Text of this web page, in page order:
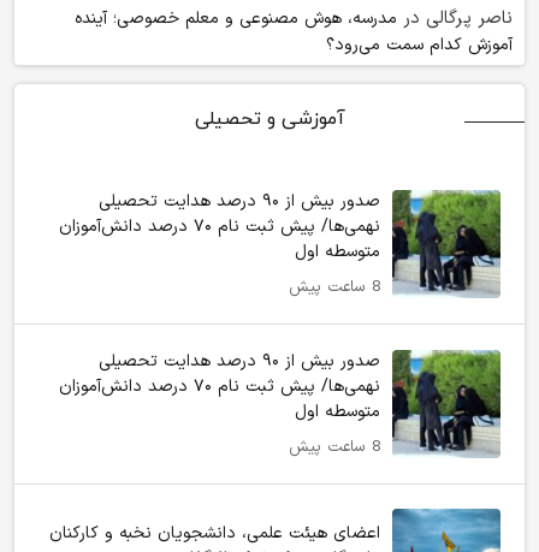
ناصر پرگالی در مدرسه، هوش مصنوعی و معلم خصوصی؛ آینده
آموزش کدام سمت می‌رود؟
آموزشی و تحصیلی
صدور بیش از ۹۰ درصد هدایت تحصیلی
نهمی‌ها/ پیش ثبت نام ۷۰ درصد دانش‌آموزان
متوسطه اول
8 ساعت پیش
صدور بیش از ۹۰ درصد هدایت تحصیلی
نهمی‌ها/ پیش ثبت نام ۷۰ درصد دانش‌آموزان
متوسطه اول
8 ساعت پیش
اعضای هیئت علمی، دانشجویان نخبه و کارکنان